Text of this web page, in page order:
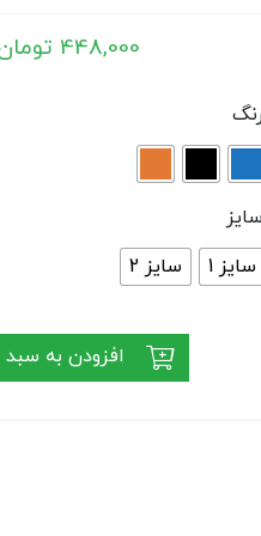
448,000
سایز 1
سایز 2
افزودن به سبد